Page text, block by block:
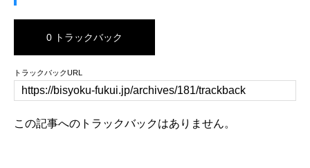
0 トラックバック
トラックバックURL
この記事へのトラックバックはありません。